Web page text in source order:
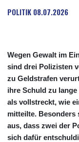
POLITIK 08.07.2026
Wegen Gewalt im
sind drei Polizisten
zu Geldstrafen
ihre Schuld zu
als vollstreckt, wie
mitteilte. Besonders
aus, dass zwei der
sich dafür